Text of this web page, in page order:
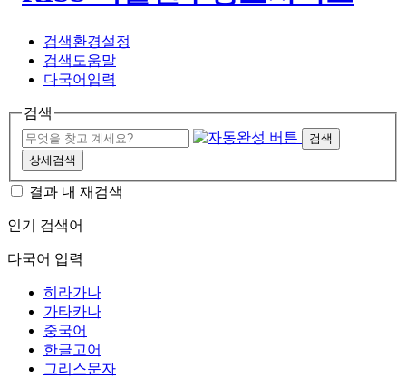
검색환경설정
검색도움말
다국어입력
검색
검색
상세검색
결과 내 재검색
인기 검색어
다국어 입력
히라가나
가타카나
중국어
한글고어
그리스문자